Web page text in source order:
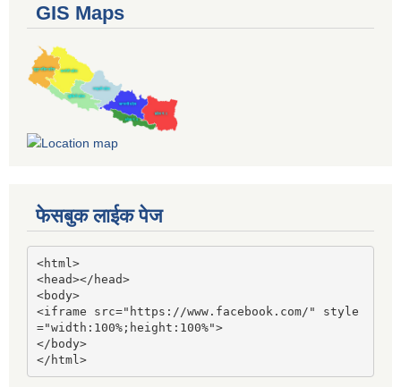
GIS Maps
फेसबुक लाईक पेज
<html>
<head></head>
<body>
<iframe src="https://www.facebook.com/" style
="width:100%;height:100%">
</body>
</html>